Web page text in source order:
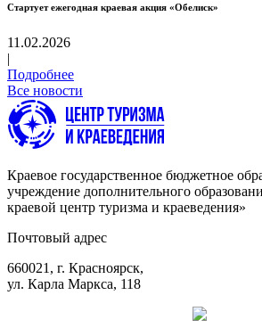
Стартует ежегодная краевая акция «Обелиск»
11.02.2026
|
Подробнее
Все новости
Краевое государственное бюджетное
учреждение дополнительного
краевой центр туризма и краеведения»
Почтовый адрес
660021, г. Красноярск,
ул. Карла Маркса, 118